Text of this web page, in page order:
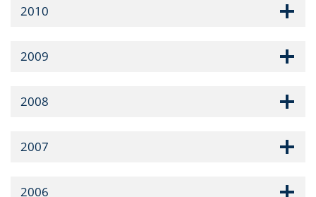
2010
2009
2008
2007
2006